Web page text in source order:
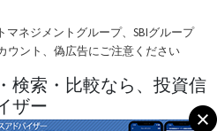
マネジメントグループ、SBIグループ
ウント、偽広告にご注意ください
検索・比較なら、投資信
ザー